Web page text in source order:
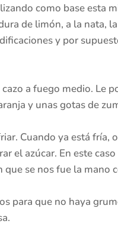
como base esta
de limón, a la nata,
y por
a fuego medio. Le
y unas gotas de
Cuando ya está fría,
el azúcar. En este
se nos fue la mano
para que no haya